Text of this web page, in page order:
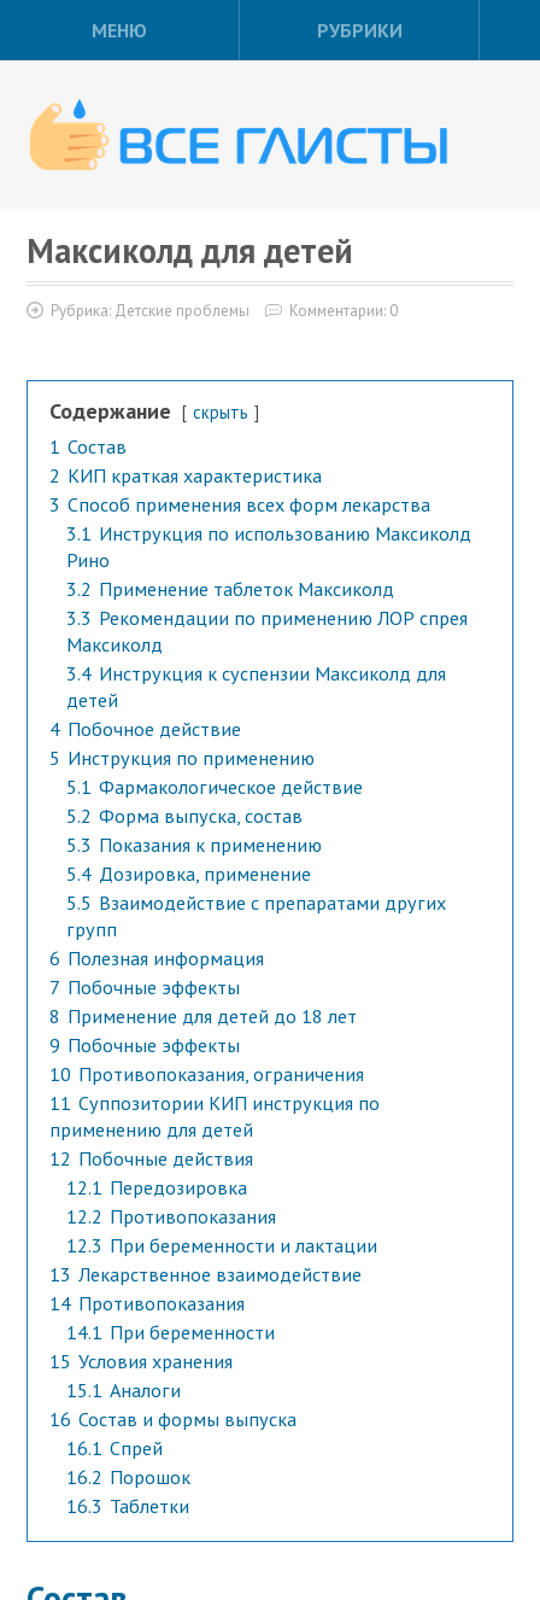
МЕНЮ РУБРИКИ
Максиколд для детей
Рубрика: Детские проблемы Комментарии: 0
Содержание скрыть
1 Состав
2 КИП краткая характеристика
3 Способ применения всех форм лекарства
3.1 Инструкция по использованию Максиколд
Рино
3.2 Применение таблеток Максиколд
3.3 Рекомендации по применению ЛОР спрея
Максиколд
3.4 Инструкция к суспензии Максиколд для
детей
4 Побочное действие
5 Инструкция по применению
5.1 Фармакологическое действие
5.2 Форма выпуска, состав
5.3 Показания к применению
5.4 Дозировка, применение
5.5 Взаимодействие с препаратами других
групп
6 Полезная информация
7 Побочные эффекты
8 Применение для детей до 18 лет
9 Побочные эффекты
10 Противопоказания, ограничения
11 Суппозитории КИП инструкция по
применению для детей
12 Побочные действия
12.1 Передозировка
12.2 Противопоказания
12.3 При беременности и лактации
13 Лекарственное взаимодействие
14 Противопоказания
14.1 При беременности
15 Условия хранения
15.1 Аналоги
16 Состав и формы выпуска
16.1 Спрей
16.2 Порошок
16.3 Таблетки